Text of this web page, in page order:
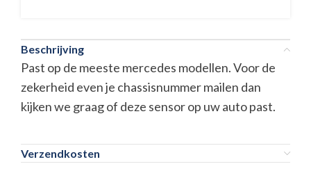
Beschrijving
Past op de meeste mercedes modellen. Voor de
zekerheid even je chassisnummer mailen dan
kijken we graag of deze sensor op uw auto past.
Verzendkosten